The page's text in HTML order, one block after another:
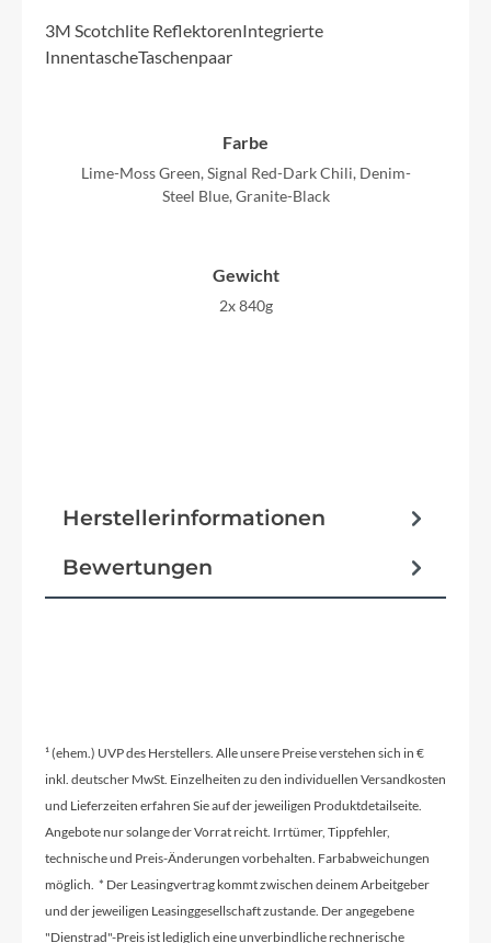
3M Scotchlite ReflektorenIntegrierte
InnentascheTaschenpaar
Farbe
Lime-Moss Green, Signal Red-Dark Chili, Denim-
Steel Blue, Granite-Black
Gewicht
2x 840g
Herstellerinformationen
Bewertungen
¹ (ehem.) UVP des Herstellers. Alle unsere Preise verstehen sich in €
inkl. deutscher MwSt. Einzelheiten zu den individuellen Versandkosten
und Lieferzeiten erfahren Sie auf der jeweiligen Produktdetailseite.
Angebote nur solange der Vorrat reicht. Irrtümer, Tippfehler,
technische und Preis-Änderungen vorbehalten. Farbabweichungen
möglich. * Der Leasingvertrag kommt zwischen deinem Arbeitgeber
und der jeweiligen Leasinggesellschaft zustande. Der angegebene
"Dienstrad"-Preis ist lediglich eine unverbindliche rechnerische